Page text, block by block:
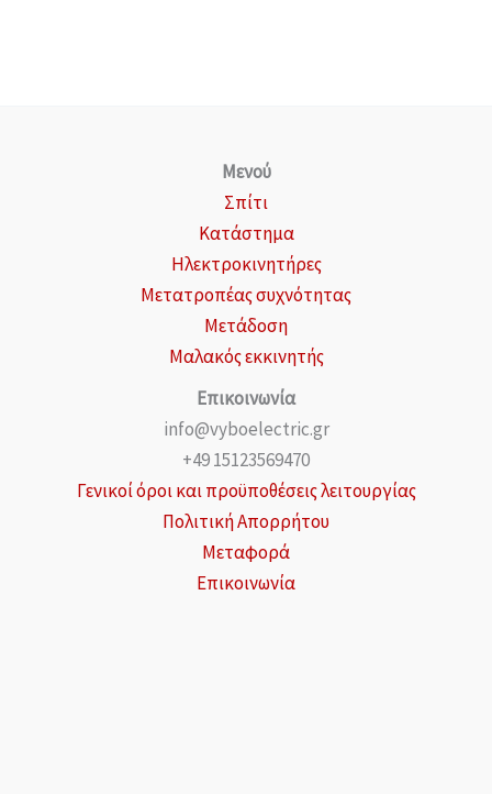
Μενού
Σπίτι
Κατάστημα
Ηλεκτροκινητήρες
Μετατροπέας συχνότητας
Μετάδοση
Μαλακός εκκινητής
Επικοινωνία
info@vyboelectric.gr
+49 15123569470
Γενικοί όροι και προϋποθέσεις λειτουργίας
Πολιτική Απορρήτου
Μεταφορά
Επικοινωνία